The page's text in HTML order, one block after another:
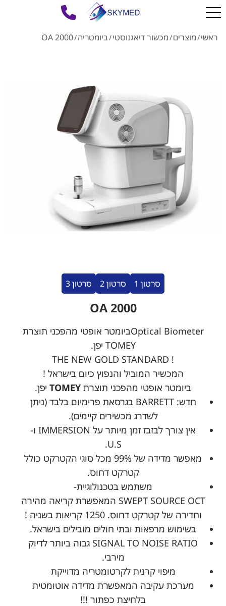
ראשי/מוצרים/מכשור דיאגנוסטי/ביומטריה/
OA 2000
סרטון 1 סרטון 2 סרטון 3
OA 2000
Optical Biometerביומטר אופטי מהפכני תוצרת
TOMEY יפן.
! THE NEW GOLD STANDARD
המכשיר המוביל והנפוץ כיום בישראל !
ביומטר אופטי מהפכני תוצרת TOMEY יפן.
חדש:
BARRETT בגרסאת פרימיום בלבד (ניתן
לשדרג מכשירים קיימים).
אין צורך לבזבז זמן מיותר על IMMERSION ו-
U.S
.
מאפשר מדידה של 99% מכל סוגי הקטרקט כולל
קטרקט דחוס.
משתמש בטכנולוגיית-
SWEPT SOURCE OCT המאפשרת קריאה מהירה
וחדירה של קטרקט דחוס. 1250 קריאות בשניה !
בשימוש מרפאות ובתי חולים מובילים בישראל.
SIGNAL TO NOISE RATIO גבוה ביותר לדיוק
מירבי.
מיפוי קרנית לקרטומטריה מדוייקת
מערכת עקיבה המאפשרת מדידה אוטומטית
בלחיצת כפתור !!!